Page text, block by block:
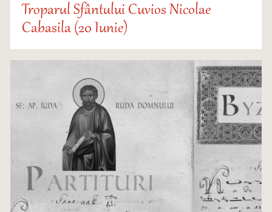
Troparul Sfântului Cuvios Nicolae
Cabasila (20 Iunie)